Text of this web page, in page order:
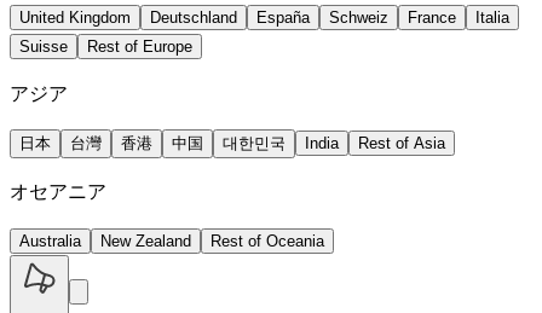
United Kingdom Deutschland España Schweiz France
Italia
Suisse
Rest of Europe
アジア
日本 台灣 香港 中国 대한민국 India Rest of Asia
オセアニア
Australia New Zealand Rest of Oceania